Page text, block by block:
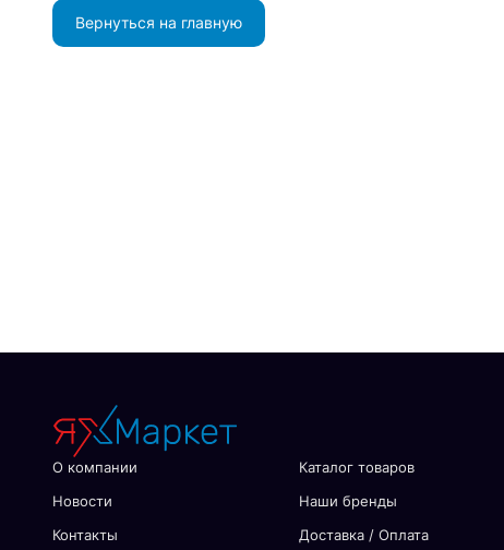
Вернуться на главную
О компании
Новости
Контакты
Каталог товаров
Наши бренды
Доставка / Оплата